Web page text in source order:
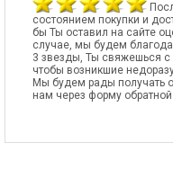
состоянием покупки и
бы Ты оставил на сайте
случае, мы будем
3 звезды, Ты свяжешься
чтобы возникшие
Мы будем рады получать
нам через форму